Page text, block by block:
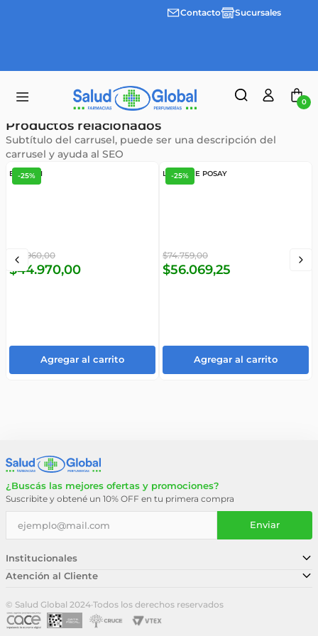
Envíos
3 cuotas Contacto Sucursales
0
Productos relacionados
Subtítulo del carrusel, puede ser una descripción del
carrusel y ayuda al SEO
-25%
EUCERIN
59 960,00
$44.970,00
Agregar al carrito
-25%
LA ROCHE POSAY
$74.759,00
$56.069,25
Agregar al carrito
¿Buscás las mejores ofertas y promociones?
Suscribite y obtené un 10% OFF en tu primera compra
Enviar
Institucionales
Conocé nuestra historia
Trabajá con nosotros
Atención al Cliente
© Salud Global 2024·Todos los derechos reservados